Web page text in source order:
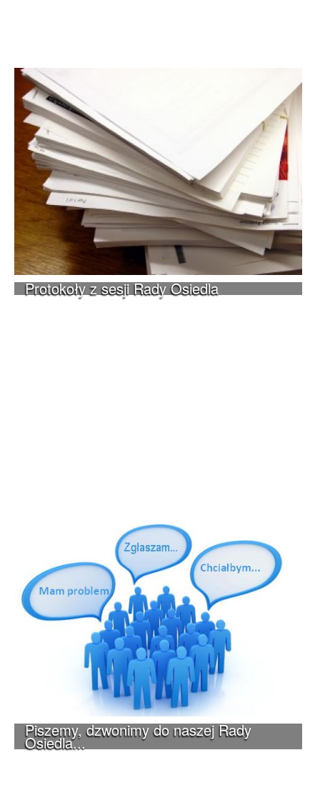
Protokoły z sesji Rady Osiedla
Piszemy, dzwonimy do naszej Rady
Osiedla...